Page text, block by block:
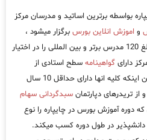
بواسطه برترین اساتید و مدرسان مرکز
و اموزش انلاین بورس برگزار میشود ،
مرکز آموزش عالی سهامیر اکنون بالغ 120 مدرس برتر و بین المللی را در اختیار
دارای گواهینامه سطح استادی از
موسسه جهانی AWQ میباشند ضمن اینکه کلیه انها دارای حداقل 10 سال
از تریدرهای دپارتمان سبدگردانی سهام
دوره آموزش بورس در چایپاره را نوع
دانشپذیر در طول دوره کسب میکند.